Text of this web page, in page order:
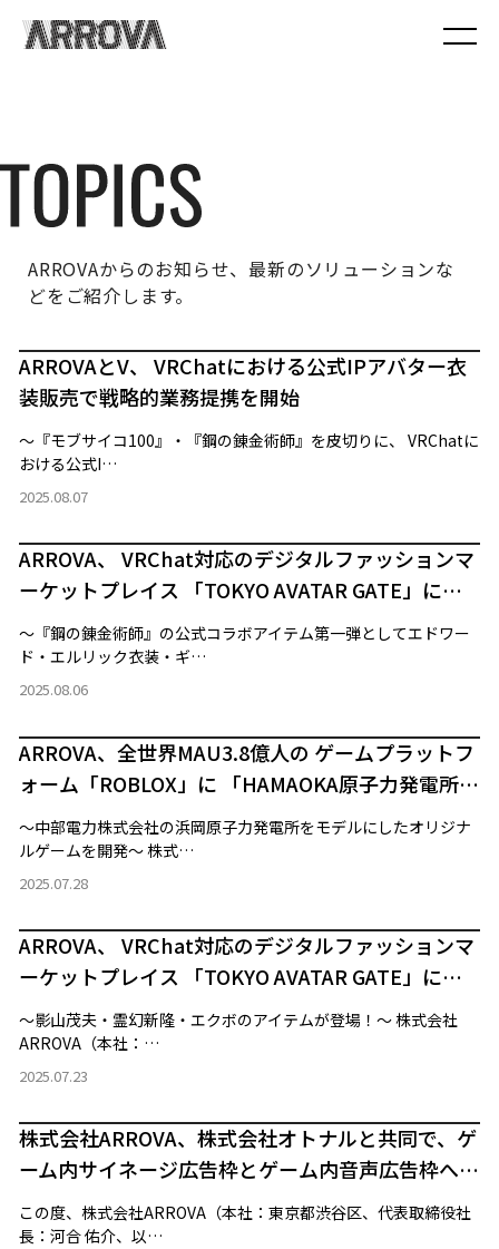
ARROVAからのお知らせ、最新のソリューションな
どをご紹介します。
ARROVAとV、 VRChatにおける公式IPアバター衣
装販売で戦略的業務提携を開始
～『モブサイコ100』・『鋼の錬金術師』を皮切りに、 VRChatに
おける公式I…
2025.08.07
ARROVA、 VRChat対応のデジタルファッションマ
ーケットプレイス 「TOKYO AVATAR GATE」にて
コラボアイテムとして『鋼の錬金術師』を販売
～『鋼の錬金術師』の公式コラボアイテム第一弾としてエドワー
ド・エルリック衣装・ギ…
2025.08.06
ARROVA、全世界MAU3.8億人の ゲームプラットフ
ォーム「ROBLOX」に 「HAMAOKA原子力発電所タ
イクーン」を公開
～中部電力株式会社の浜岡原子力発電所をモデルにしたオリジナ
ルゲームを開発～ 株式…
2025.07.28
ARROVA、 VRChat対応のデジタルファッションマ
ーケットプレイス 「TOKYO AVATAR GATE」にて
『モブサイコ100』コラボアイテムを販売
～影山茂夫・霊幻新隆・エクボのアイテムが登場！～ 株式会社
ARROVA（本社：…
2025.07.23
株式会社ARROVA、株式会社オトナルと共同で、ゲ
ーム内サイネージ広告枠とゲーム内音声広告枠へ
の横断的広告配信を実現する「IMASIVE(イマシ
ブ)」を提供開始
この度、株式会社ARROVA（本社：東京都渋谷区、代表取締役社
長：河合 佑介、以…